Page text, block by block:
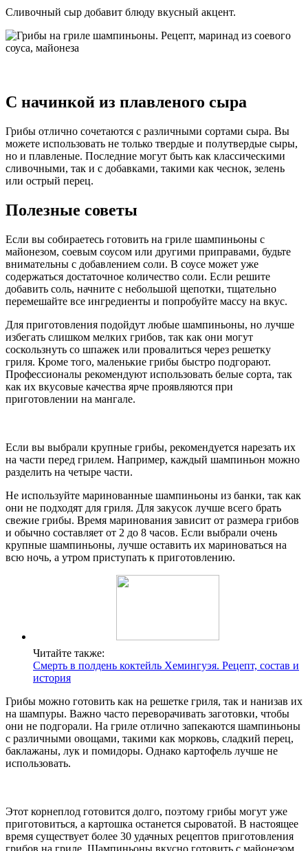
Сливочный сыр добавит блюду вкусный акцент.
С начинкой из плавленого сыра
Грибы отлично сочетаются с различными сортами сыра. Вы
можете использовать не только твердые и полутвердые сыры,
но и плавленые. Последние могут быть как классическими
сливочными, так и с добавками, такими как чеснок, зелень
или острый перец.
Полезные советы
Если вы собираетесь готовить на гриле шампиньоны с
майонезом, соевым соусом или другими приправами, будьте
внимательны с добавлением соли. В соусе может уже
содержаться достаточное количество соли. Если решите
добавить соль, начните с небольшой щепотки, тщательно
перемешайте все ингредиенты и попробуйте массу на вкус.
Для приготовления подойдут любые шампиньоны, но лучше
избегать слишком мелких грибов, так как они могут
соскользнуть со шпажек или провалиться через решетку
гриля. Кроме того, маленькие грибы быстро подгорают.
Профессионалы рекомендуют использовать белые сорта, так
как их вкусовые качества ярче проявляются при
приготовлении на мангале.
Если вы выбрали крупные грибы, рекомендуется нарезать их
на части перед грилем. Например, каждый шампиньон можно
разделить на четыре части.
Не используйте маринованные шампиньоны из банки, так как
они не подходят для гриля. Для закусок лучше всего брать
свежие грибы. Время маринования зависит от размера грибов
и обычно составляет от 2 до 8 часов. Если выбрали очень
крупные шампиньоны, лучше оставить их мариноваться на
всю ночь, а утром приступать к приготовлению.
Читайте также:
Смерть в полдень коктейль Хемингуэя. Рецепт, состав и
история
Грибы можно готовить как на решетке гриля, так и нанизав их
на шампуры. Важно часто переворачивать заготовки, чтобы
они не подгорали. На гриле отлично запекаются шампиньоны
с различными овощами, такими как морковь, сладкий перец,
баклажаны, лук и помидоры. Однако картофель лучше не
использовать.
Этот корнеплод готовится долго, поэтому грибы могут уже
приготовиться, а картошка останется сыроватой. В настоящее
время существует более 30 удачных рецептов приготовления
грибов на гриле. Шампиньоны вкусно готовить с майонезом,